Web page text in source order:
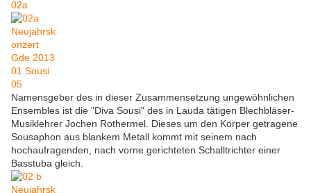
Namensgeber des in dieser Zusammensetzung ungewöhnlichen
Ensembles ist die "Diva Sousi" des in Lauda tätigen Blechbläser-
Musiklehrer Jochen Rothermel. Dieses um den Körper getragene
Sousaphon aus blankem Metall kommt mit seinem nach
hochaufragenden, nach vorne gerichteten Schalltrichter einer
Basstuba gleich.